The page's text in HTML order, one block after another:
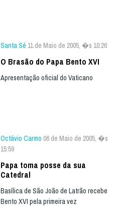
Santa Sé 11 de Maio de 2005, �s 10:26
O Brasão do Papa Bento XVI
Apresentação oficial do Vaticano
Octávio Carmo 06 de Maio de 2005, �s
15:59
Papa toma posse da sua
Catedral
Basílica de São João de Latrão recebe
Bento XVI pela primeira vez